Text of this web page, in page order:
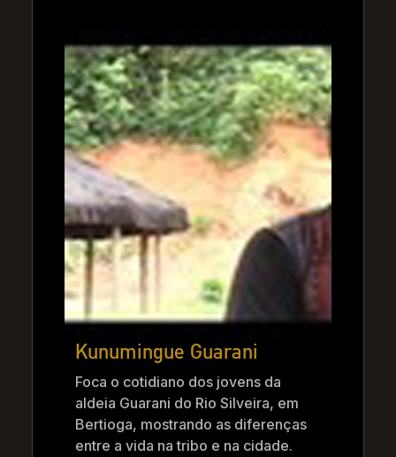
Kunumingue Guarani
Foca o cotidiano dos jovens da
aldeia Guarani do Rio Silveira, em
Bertioga, mostrando as diferenças
entre a vida na tribo e na cidade.